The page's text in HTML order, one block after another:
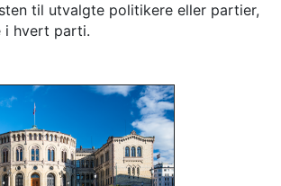
til utvalgte politikere eller partier,
i hvert parti.